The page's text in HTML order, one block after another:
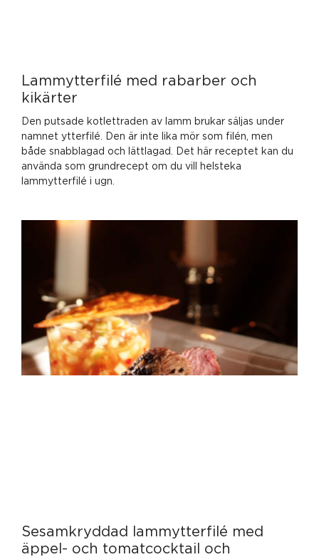
Lammytterfilé med rabarber och
kikärter
Den putsade kotlettraden av lamm brukar säljas under
namnet ytterfilé. Den är inte lika mör som filén, men
både snabblagad och lättlagad. Det här receptet kan du
använda som grundrecept om du vill helsteka
lammytterfilé i ugn.
Sesamkryddad lammytterfilé med
äppel- och tomatcocktail och